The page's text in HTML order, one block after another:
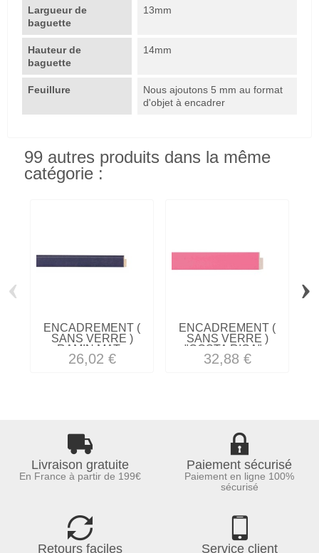
Largueur de
baguette
13mm
Hauteur de
baguette
14mm
Feuillure
Nous ajoutons 5 mm au format
d'objet à encadrer
99 autres produits dans la même
catégorie :
ENCADREMENT (
SANS VERRE )
RAMIN MAT...
26,02 €
ENCADREMENT (
SANS VERRE )
"COSTA RICA"...
32,88 €
‹ ›
Livraison gratuite
En France à partir de 199€
Paiement sécurisé
Paiement en ligne 100%
sécurisé
Retours faciles Service client